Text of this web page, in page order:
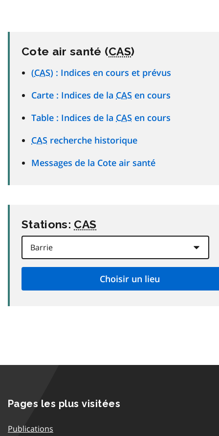
Cote air santé (CAS)
(CAS) : Indices en cours et prévus
Carte : Indices de la CAS en cours
Table : Indices de la CAS en cours
CAS recherche historique
Messages de la Cote air santé
Stations: CAS
Pages les plus visitées
Publications